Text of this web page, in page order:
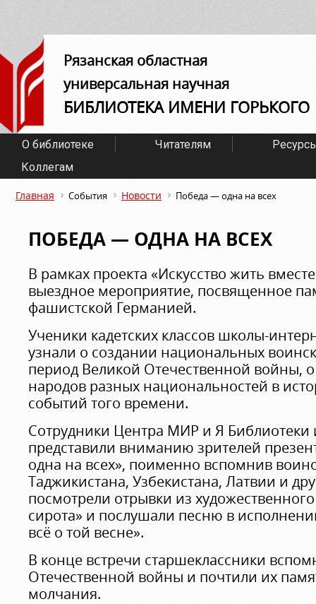
Рязанская областная
универсальная научная
БИБЛИОТЕКА ИМЕНИ ГОРЬКОГО
О библиотеке Читателям
Коллегам
Главная События Новости Победа — одна на всех
ПОБЕДА — ОДНА НА ВСЕХ
В рамках проекта «Искусство жить
выездное мероприятие, посвященное
фашистской Германией.
Ученики кадетских классов школы-
узнали о создании национальных
период Великой Отечественной войны,
народов разных национальностей в
событий того времени.
Сотрудники Центра МИР и Я Библиотеки
представили вниманию зрителей
одна на всех», поименно вспомнив
Таджикистана, Узбекистана, Латвии и
посмотрели отрывки из
сирота» и послушали песню в
всё о той весне».
В конце встречи старшеклассники
Отечественной войны и почтили их
молчания.